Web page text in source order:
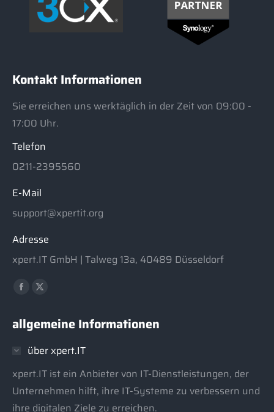
Kontakt Informationen
Sie erreichen uns werktäglich in der Zeit von 09:00 -
17:00 Uhr.
Telefon
0211-2395560
E-Mail
support@xpertit.org
Adresse
xpert.IT GmbH | Talweg 13a, 40489 Düsseldorf
Finden Sie uns auf:
Facebook
opens
new
window
X
opens
new
window
allgemeine Informationen
über xpert.IT
xpert.IT ist ein Anbieter von IT-Dienstleistungen, der
Unternehmen hilft, ihre IT-Systeme zu verbessern und
ihre digitalen Ziele zu erreichen.